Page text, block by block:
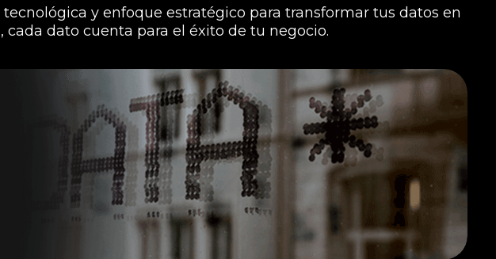
y enfoque estratégico para transformar tus datos en
dato cuenta para el éxito de tu negocio.